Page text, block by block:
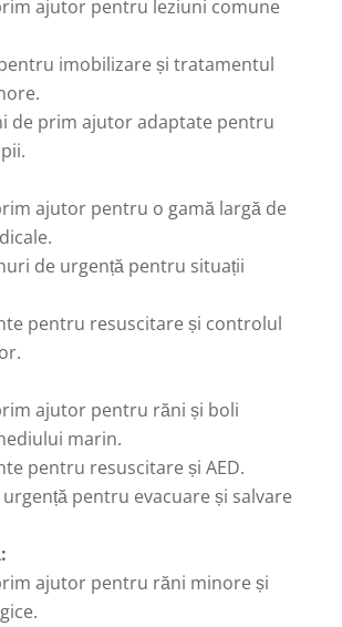
ajutor pentru leziuni comune
imobilizare și tratamentul
de prim ajutor adaptate pentru
ajutor pentru o gamă largă de
de urgență pentru situații
pentru resuscitare și controlul
ajutor pentru răni și boli
marin.
pentru resuscitare și AED.
pentru evacuare și salvare
ajutor pentru răni minore și